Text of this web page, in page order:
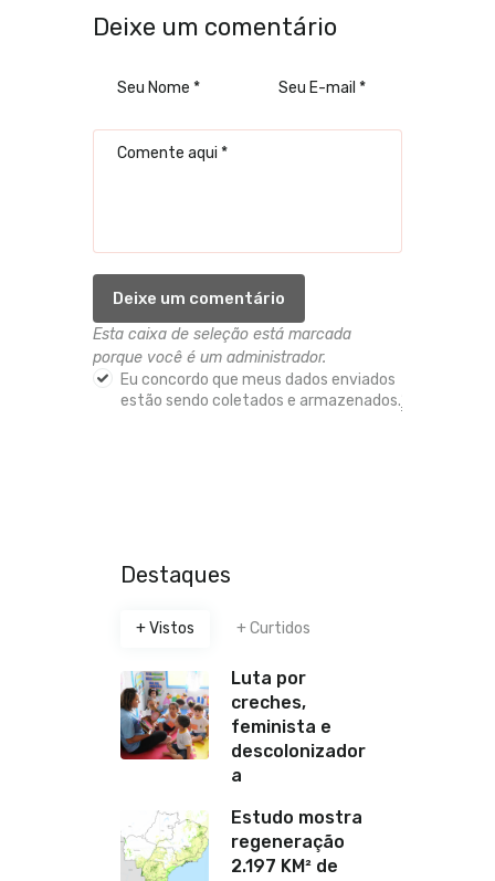
Deixe um comentário
Esta caixa de seleção está marcada
porque você é um administrador.
Eu concordo que meus dados enviados
estão sendo coletados e armazenados.
Destaques
+ Vistos + Curtidos
Luta por
creches,
feminista e
descolonizador
a
Estudo mostra
regeneração
2.197 KM² de